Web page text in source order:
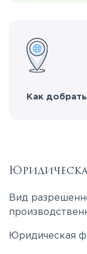
Как
Вид
Юридическая